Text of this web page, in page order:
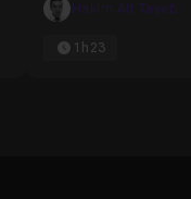
Hakim Ait Tayeb
1h23